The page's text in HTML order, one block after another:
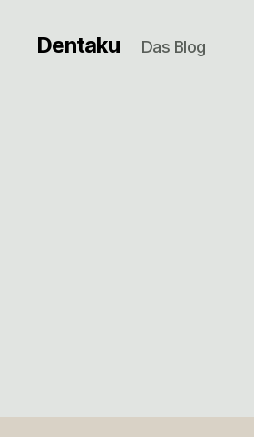
Dentaku Das Blog